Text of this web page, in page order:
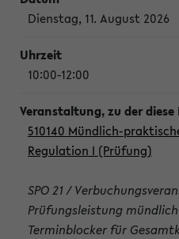
Dienstag, 11. August 2026
10:00-12:00
510140 Mündlich-
Regulation I (Prüfung)
SPO 21 /
Prüfungsleistung
Terminblocker für